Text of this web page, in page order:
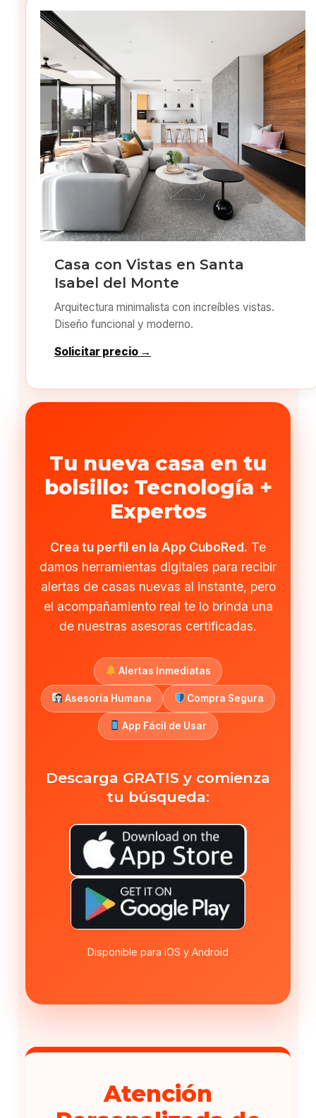
Casa con Vistas en Santa
Isabel del Monte
Arquitectura minimalista con increíbles vistas.
Diseño funcional y moderno.
Solicitar precio →
Tu nueva casa en tu
bolsillo: Tecnología +
Expertos
Crea tu perfil en la App CuboRed. Te
damos herramientas digitales para recibir
alertas de casas nuevas al instante, pero
el acompañamiento real te lo brinda una
de nuestras asesoras certificadas.
Alertas Inmediatas
Asesoría Humana Compra Segura
App Fácil de Usar
Descarga GRATIS y comienza
tu búsqueda:
Disponible para iOS y Android
Atención